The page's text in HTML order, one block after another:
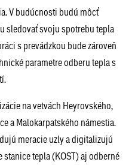
V budúcnosti budú môcť
sledovať svoju spotrebu tepla
s prevádzkou bude zároveň
parametre odberu tepla s
na vetvách Heyrovského,
a Malokarpatského námestia.
meracie uzly a digitalizujú
tepla (KOST) aj odberné